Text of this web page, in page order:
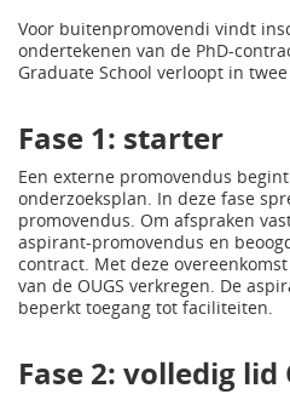
Voor buitenpromovendi vindt
ondertekenen van de PhD-
Graduate School verloopt in
Fase 1: starter
Een externe promovendus
onderzoeksplan. In deze fase
promovendus. Om afspraken
aspirant-promovendus en
contract. Met deze
van de OUGS verkregen. De
beperkt toegang tot faciliteiten.
Fase 2: volledig lid